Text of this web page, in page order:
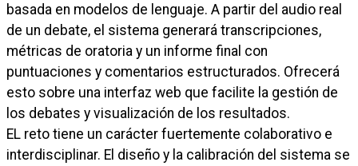
basada en modelos de lenguaje. A partir del audio real
de un debate, el sistema generará transcripciones,
métricas de oratoria y un informe final con
puntuaciones y comentarios estructurados. Ofrecerá
esto sobre una interfaz web que facilite la gestión de
los debates y visualización de los resultados.
EL reto tiene un carácter fuertemente colaborativo e
interdisciplinar. El diseño y la calibración del sistema se